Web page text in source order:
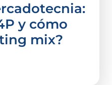
y cómo
mix?